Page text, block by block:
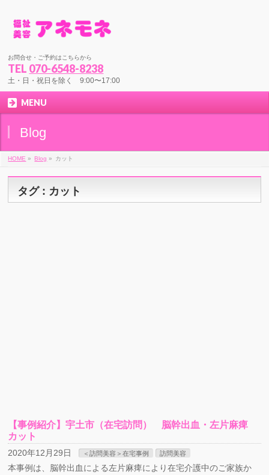
お問合せ・ご予約はこちらから
TEL 070-6548-8238
土・日・祝日を除く 9:00〜17:00
MENU
Blog
HOME » Blog » カット
タグ : カット
【事例紹介】宇土市（在宅訪問） 脳幹出血・左片麻痺
カット
2020年12月29日 ＜訪問美容＞在宅事例 訪問美容
本事例は、脳幹出血による左片麻痺により在宅介護中のご家族か